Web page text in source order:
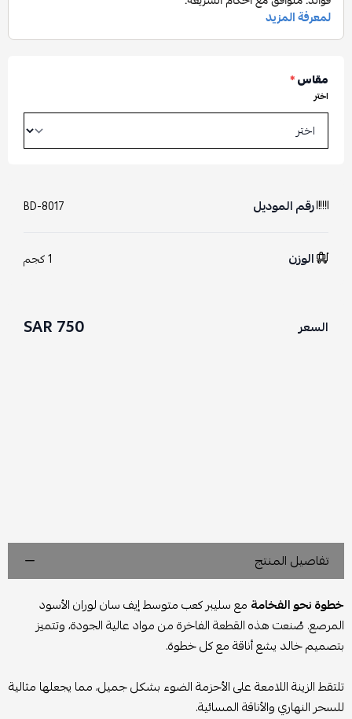
مقاس*
اختر
رقم الموديل BD-8017
الوزن 1 كجم
السعر 750 SAR
تفاصيل المنتج
خطوة نحو الفخامة مع سليبر كعب متوسط إيف سان لوران الأسود
المرصع. صُنعت هذه القطعة الفاخرة من مواد عالية الجودة، وتتميز
بتصميم خالد يشع أناقة مع كل خطوة.
تلتقط الزينة اللامعة على الأحزمة الضوء بشكل جميل، مما يجعلها مثالية
للسحر النهاري والأناقة المسائية.